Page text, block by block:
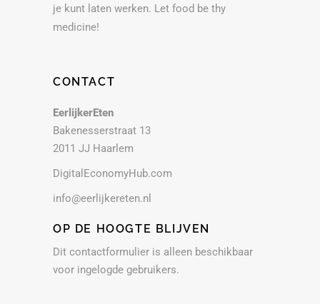
je kunt laten werken. Let food be thy
medicine!
CONTACT
EerlijkerEten
Bakenesserstraat 13
2011 JJ Haarlem
DigitalEconomyHub.com
info@eerlijkereten.nl
OP DE HOOGTE BLIJVEN
Dit contactformulier is alleen beschikbaar
voor ingelogde gebruikers.